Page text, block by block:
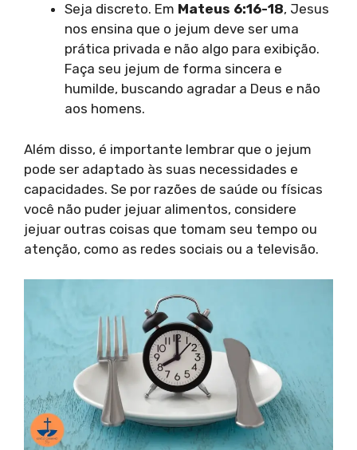
Seja discreto. Em Mateus 6:16-18, Jesus
nos ensina que o jejum deve ser uma
prática privada e não algo para exibição.
Faça seu jejum de forma sincera e
humilde, buscando agradar a Deus e não
aos homens.
Além disso, é importante lembrar que o jejum
pode ser adaptado às suas necessidades e
capacidades. Se por razões de saúde ou físicas
você não puder jejuar alimentos, considere
jejuar outras coisas que tomam seu tempo ou
atenção, como as redes sociais ou a televisão.